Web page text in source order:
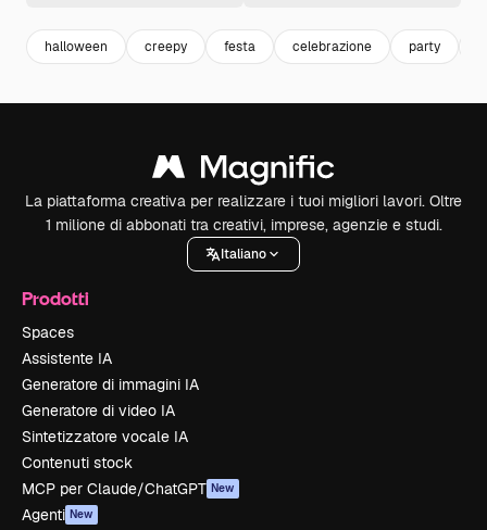
halloween creepy festa celebrazione party
La piattaforma creativa per realizzare i tuoi migliori lavori. Oltre
1 milione di abbonati tra creativi, imprese, agenzie e studi.
Italiano
Prodotti
Spaces
Assistente IA
Generatore di immagini IA
Generatore di video IA
Sintetizzatore vocale IA
Contenuti stock
MCP per Claude/ChatGPT New
Agenti New